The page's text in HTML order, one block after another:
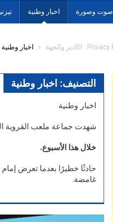
صوت وصورة اخبار وطنية
اكادير والجهة اخبار وطنية
التصنيف: اخبار وطنية
اخبار وطنية
شهدت جماعة ملعب القروية
خلال هذا الأسبوع،
حادثًا خطيرًا بعدما تعرض
غامضة.